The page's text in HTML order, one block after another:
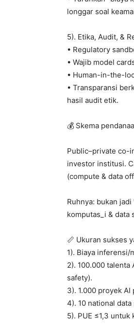
longgar soal
5). Etika, Audit, &
• Regulatory
• Wajib model
• Human-in-the-
• Transparansi
hasil audit etik.
💰 Skema
Public–private co-
investor institusi.
(compute & data
Ruhnya: bukan
komputas_i & data
📏 Ukuran sukses
1). Biaya inferensi/
2). 100.000 talenta
safety).
3). 1.000 proyek
4). 10 national
5). PUE ≤1,3